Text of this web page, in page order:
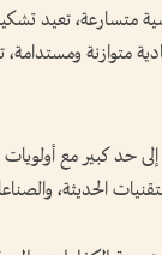
متسارعة، تعيد تشكيل
متوازنة ومستدامة،
حد كبير مع
الحديثة،